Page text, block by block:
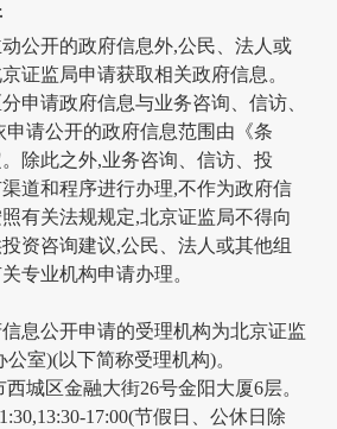
公开的政府信息外,公民、法人或
证监局申请获取相关政府信息。
申请政府信息与业务咨询、信访、
申请公开的政府信息范围由《条
除此之外,业务咨询、信访、投
道和程序进行办理,不作为政府信
有关法规规定,北京证监局不得向
资咨询建议,公民、法人或其他组
专业机构申请办理。
息公开申请的受理机构为北京证监
室)(以下简称受理机构)。
西城区金融大街26号金阳大厦6层。
17:00(节假日、公休日除